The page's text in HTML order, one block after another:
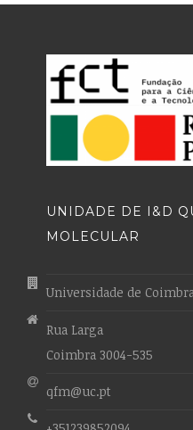
UNIDADE DE I&D
MOLECULAR
Universidade de
Rua Larga
Coimbra 3004-535
qfm@uc.pt